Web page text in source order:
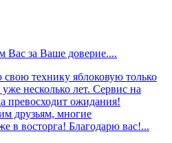
Вас за Ваше доверие....
технику яблоковую только
несколько лет. Сервис на
превосходит ожидания!
друзьям, многие
в восторга! Благодарю вас!...